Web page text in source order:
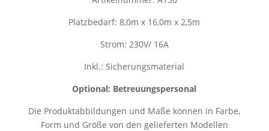
Platzbedarf: 8,0m x 16,0m x 2,5m
Strom: 230V/ 16A
Inkl.: Sicherungsmaterial
Optional: Betreuungspersonal
Die Produktabbildungen und Maße können in Farbe,
Form und Größe von den gelieferten Modellen